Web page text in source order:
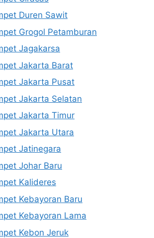
Duren Sawit
Grogol Petamburan
Jagakarsa
Jakarta Barat
Jakarta Pusat
Jakarta Selatan
Jakarta Timur
Jakarta Utara
Jatinegara
Johar Baru
Kalideres
Kebayoran Baru
Kebayoran Lama
Kebon Jeruk